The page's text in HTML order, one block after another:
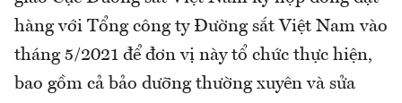
hàng với Tổng công ty Đường sắt Việt Nam vào
tháng 5/2021 để đơn vị này tổ chức thực hiện,
bao gồm cả bảo dưỡng thường xuyên và sửa